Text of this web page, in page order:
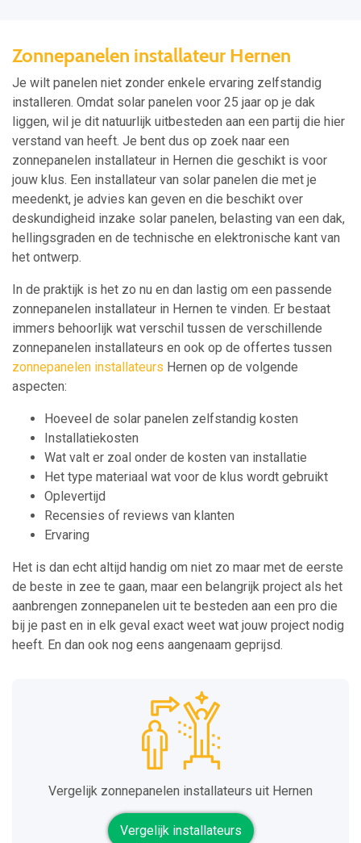
Zonnepanelen installateur Hernen
Je wilt panelen niet zonder enkele ervaring zelfstandig
installeren. Omdat solar panelen voor 25 jaar op je dak
liggen, wil je dit natuurlijk uitbesteden aan een partij die hier
verstand van heeft. Je bent dus op zoek naar een
zonnepanelen installateur in Hernen die geschikt is voor
jouw klus. Een installateur van solar panelen die met je
meedenkt, je advies kan geven en die beschikt over
deskundigheid inzake solar panelen, belasting van een dak,
hellingsgraden en de technische en elektronische kant van
het ontwerp.
In de praktijk is het zo nu en dan lastig om een passende
zonnepanelen installateur in Hernen te vinden. Er bestaat
immers behoorlijk wat verschil tussen de verschillende
zonnepanelen installateurs en ook op de offertes tussen
zonnepanelen installateurs Hernen op de volgende
aspecten:
Hoeveel de solar panelen zelfstandig kosten
Installatiekosten
Wat valt er zoal onder de kosten van installatie
Het type materiaal wat voor de klus wordt gebruikt
Oplevertijd
Recensies of reviews van klanten
Ervaring
Het is dan echt altijd handig om niet zo maar met de eerste
de beste in zee te gaan, maar een belangrijk project als het
aanbrengen zonnepanelen uit te besteden aan een pro die
bij je past en in elk geval exact weet wat jouw project nodig
heeft. En dan ook nog eens aangenaam geprijsd.
Vergelijk zonnepanelen installateurs uit Hernen
Vergelijk installateurs